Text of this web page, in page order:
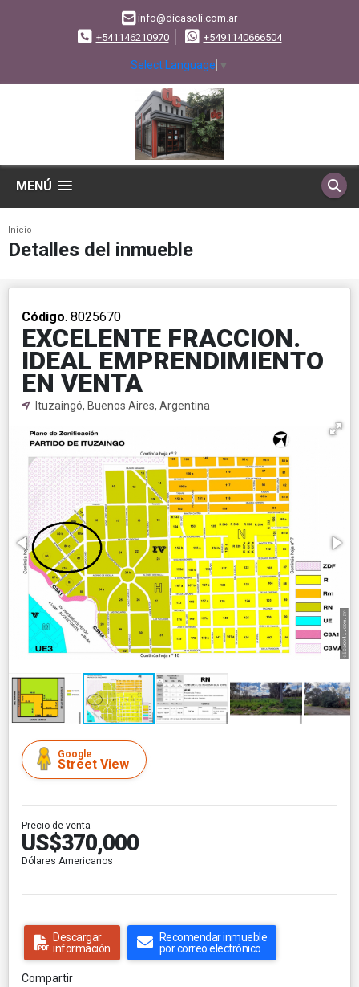
info@dicasoli.com.ar
+541146210970
+5491140666504
Select Language ▼
MENÚ
Inicio
Detalles del inmueble
Código. 8025670
EXCELENTE FRACCION.
IDEAL EMPRENDIMIENTO
EN VENTA
Ituzaingó, Buenos Aires, Argentina
Google
Street View
Precio de venta
US$370,000
Dólares Americanos
Descargar
información
Recomendar inmueble
por correo electrónico
Compartir